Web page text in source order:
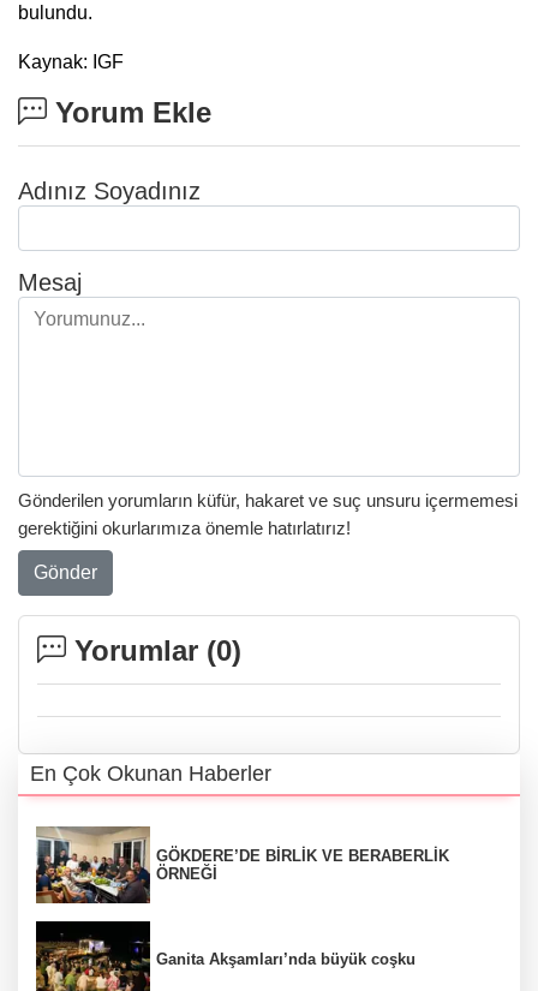
bulundu.
Kaynak: IGF
Yorum Ekle
Adınız Soyadınız
Mesaj
Gönderilen yorumların küfür, hakaret ve suç unsuru içermemesi
gerektiğini okurlarımıza önemle hatırlatırız!
Gönder
Yorumlar (0)
En Çok Okunan Haberler
GÖKDERE’DE BİRLİK VE BERABERLİK
ÖRNEĞİ
Ganita Akşamları’nda büyük coşku